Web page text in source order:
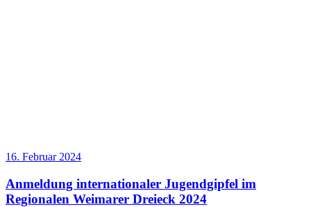
16. Februar 2024
Anmeldung internationaler Jugendgipfel im
Regionalen Weimarer Dreieck 2024